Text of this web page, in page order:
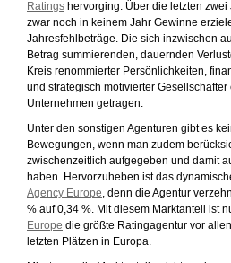
Ratings hervorging. Über die letzten
zwar noch in keinem Jahr Gewinne
Jahresfehlbeträge. Die sich inzwischen
Betrag summierenden, dauernden
Kreis renommierter Persönlichkeiten,
und strategisch motivierter
Unternehmen getragen.
Unter den sonstigen Agenturen gibt es
Bewegungen, wenn man zudem
zwischenzeitlich aufgegeben und damit
haben. Hervorzuheben ist das
Agency Europe , denn die Agentur
% auf 0,34 %. Mit diesem Marktanteil ist
Europe die größte Ratingagentur vor
letzten Plätzen in Europa.